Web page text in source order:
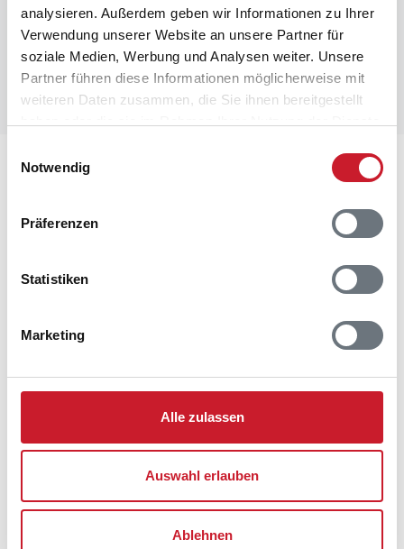
analysieren. Außerdem geben wir Informationen zu Ihrer
Verwendung unserer Website an unsere Partner für
soziale Medien, Werbung und Analysen weiter. Unsere
Partner führen diese Informationen möglicherweise mit
weiteren Daten zusammen, die Sie ihnen bereitgestellt
Notwendig
Präferenzen
Statistiken
Marketing
Alle zulassen
Auswahl erlauben
Ablehnen
Lageplan
Adresse
Ferienhaus AE222
Trousløkke